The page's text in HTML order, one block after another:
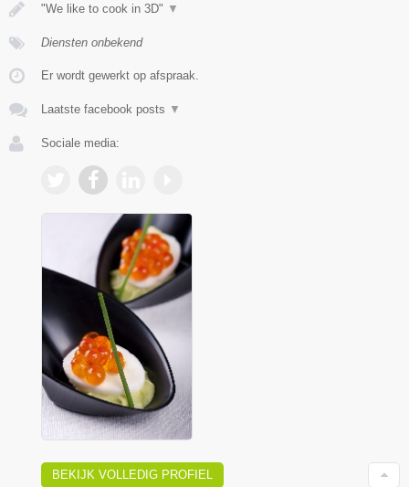
"We like to cook in 3D" ▼
Diensten onbekend
Er wordt gewerkt op afspraak.
Laatste facebook posts ▼
Sociale media:
BEKIJK VOLLEDIG PROFIEL